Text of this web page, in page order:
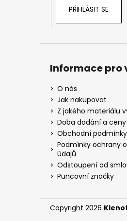
PŘIHLÁSIT SE
Informace pro
O nás
Jak nakupovat
Z jakého materiálu
Doba dodání a
Obchodní podmínky
Podmínky ochrany
údajů
Odstoupení od
Puncovní značky
Copyright 2026